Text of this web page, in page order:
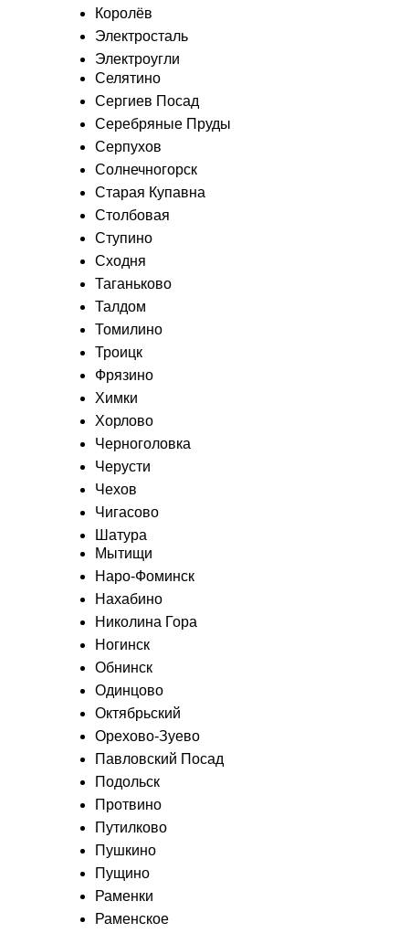
Королёв
Электросталь
Электроугли
Мытищи
Наро-Фоминск
Нахабино
Николина Гора
Ногинск
Обнинск
Одинцово
Октябрьский
Орехово-Зуево
Павловский Посад
Подольск
Протвино
Путилково
Пушкино
Пущино
Раменки
Раменское
Селятино
Сергиев Посад
Серебряные Пруды
Серпухов
Солнечногорск
Старая Купавна
Столбовая
Ступино
Сходня
Таганьково
Талдом
Томилино
Троицк
Фрязино
Химки
Хорлово
Черноголовка
Черусти
Чехов
Чигасово
Шатура